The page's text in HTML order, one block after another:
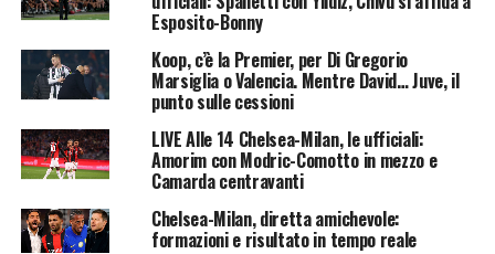
Esposito-Bonny
Koop, c’è la Premier, per Di Gregorio
Marsiglia o Valencia. Mentre David… Juve, il
punto sulle cessioni
LIVE Alle 14 Chelsea-Milan, le ufficiali:
Amorim con Modric-Comotto in mezzo e
Camarda centravanti
Chelsea-Milan, diretta amichevole:
formazioni e risultato in tempo reale